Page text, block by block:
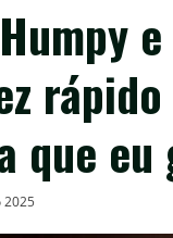
rápido
que eu
2025